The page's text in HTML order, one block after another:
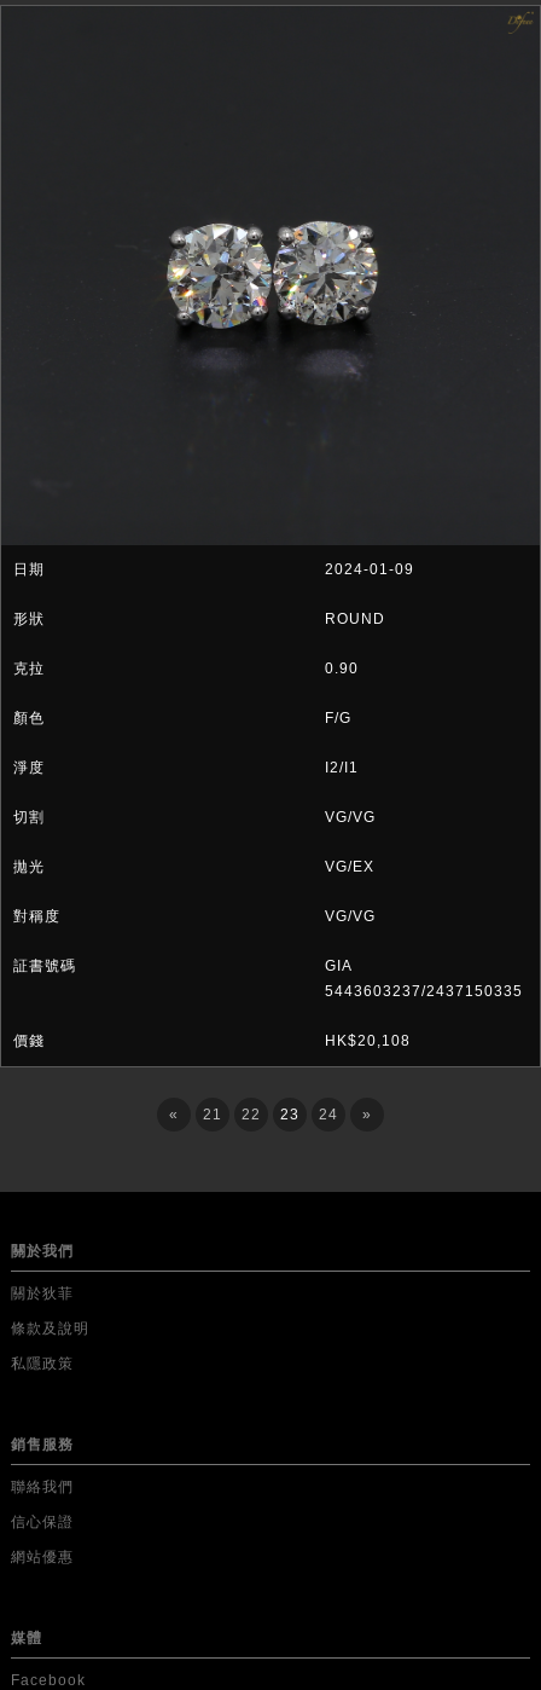
2024-01-09
ROUND
0.90
F/G
I2/I1
VG/VG
VG/EX
VG/VG
GIA
5443603237/2437150335
HK$20,108
« 21 22 23 24 »
關於我們
關於狄菲
條款及說明
私隱政策
銷售服務
聯絡我們
信心保證
網站優惠
媒體
Facebook